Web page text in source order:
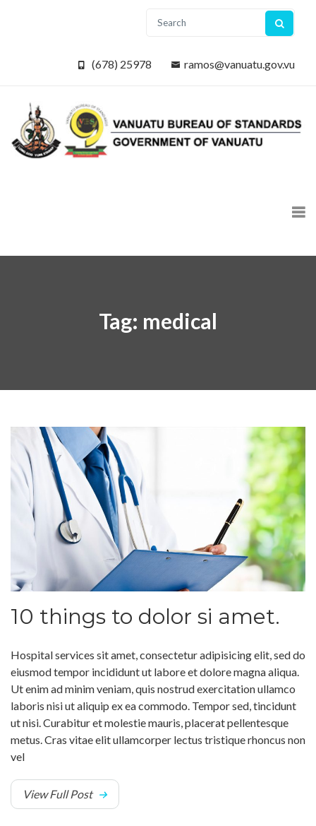
(678) 25978 ramos@vanuatu.gov.vu
Tag: medical
10 things to dolor si amet.
Hospital services sit amet, consectetur adipisicing elit, sed do
eiusmod tempor incididunt ut labore et dolore magna aliqua.
Ut enim ad minim veniam, quis nostrud exercitation ullamco
laboris nisi ut aliquip ex ea commodo. Tempor sed, tincidunt
ut nisi. Curabitur et molestie mauris, placerat pellentesque
metus. Cras vitae elit ullamcorper lectus tristique rhoncus non
vel
View Full Post